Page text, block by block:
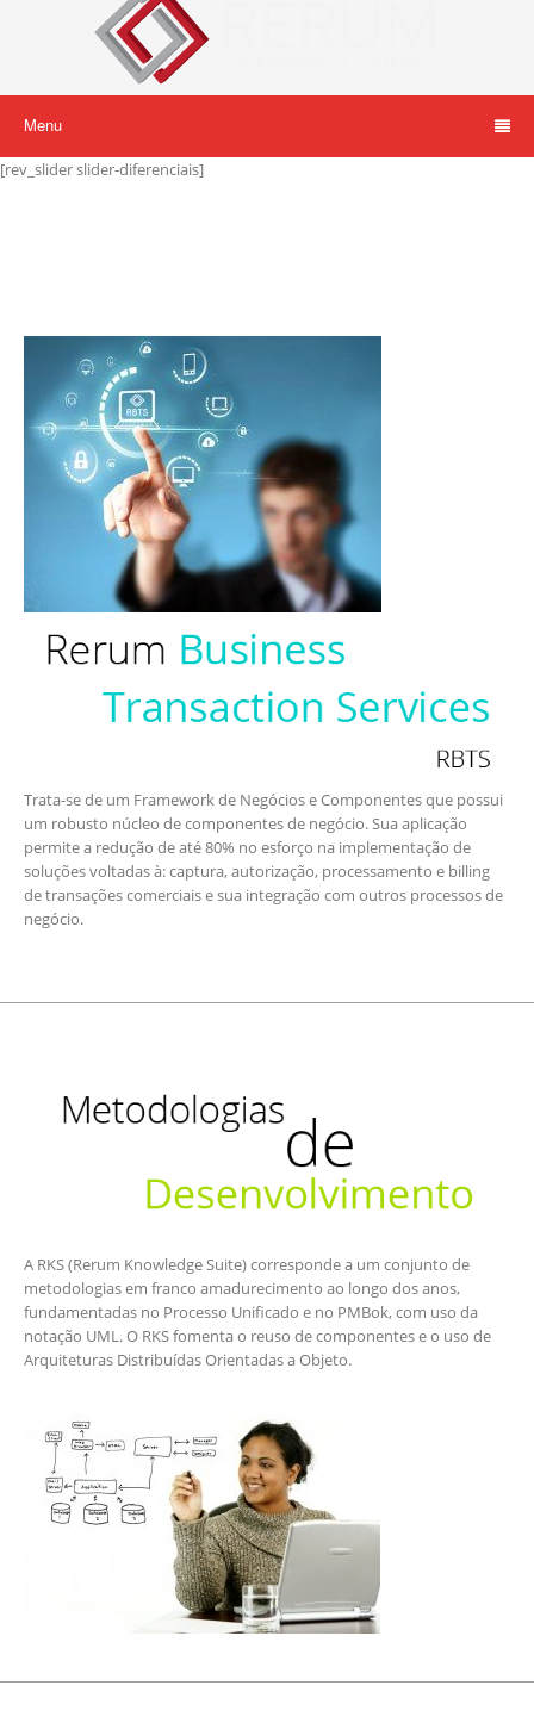
Menu
[rev_slider slider-diferenciais]
Trata-se de um Framework de Negócios e Componentes que possui
um robusto núcleo de componentes de negócio. Sua aplicação
permite a redução de até 80% no esforço na implementação de
soluções voltadas à: captura, autorização, processamento e billing
de transações comerciais e sua integração com outros processos de
negócio.
A RKS (Rerum Knowledge Suite) corresponde a um conjunto de
metodologias em franco amadurecimento ao longo dos anos,
fundamentadas no Processo Unificado e no PMBok, com uso da
notação UML. O RKS fomenta o reuso de componentes e o uso de
Arquiteturas Distribuídas Orientadas a Objeto.